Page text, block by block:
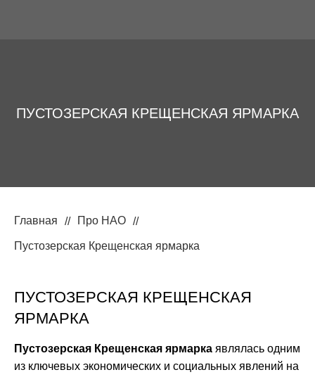
ПУСТОЗЕРСКАЯ КРЕЩЕНСКАЯ ЯРМАРКА
Главная Про НАО
Пустозерская Крещенская ярмарка
ПУСТОЗЕРСКАЯ КРЕЩЕНСКАЯ
ЯРМАРКА
Пустозерская Крещенская ярмарка являлась одним
из ключевых экономических и социальных явлений на